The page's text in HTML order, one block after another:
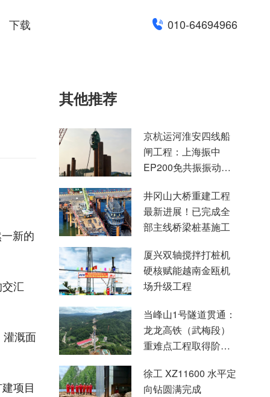
下载 010-64694966
新的
汇
溉面
项目
其他推荐
京杭运河淮安四线船
闸工程：上海振中
EP200免共振振动锤
点项目建设
井冈山大桥重建工程
最新进展！已完成全
部主线桥梁桩基施工
厦兴双轴搅拌打桩机
硬核赋能越南金瓯机
场升级工程
当峰山1号隧道贯通：
龙龙高铁（武梅段）
重难点工程取得阶段
徐工 XZ11600 水平定
向钻圆满完成